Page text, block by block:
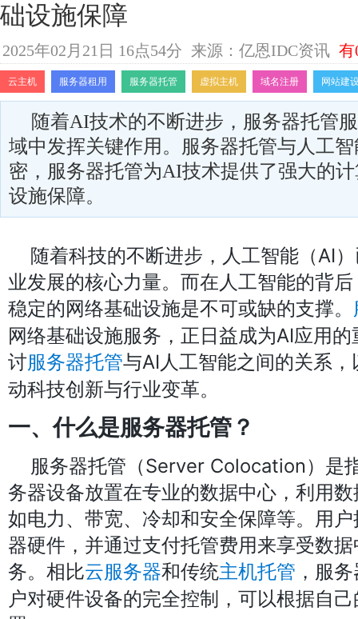
础设施保障
2025年02月21日 16点54分 来源：亿恩IDC资讯 有
云主机 服务器租用 服务器托管 虚拟主机 域名注册 网站建
随着AI技术的不断进步，服务器托管
域中发挥关键作用。服务器托管与人工
密，服务器托管为AI技术提供了强大的
设施保障。
随着科技的不断进步，人工智能（AI
业发展的核心力量。而在人工智能的背
稳定的网络基础设施是不可或缺的支撑。
网络基础设施服务，正日益成为AI应用
讨服务器托管与AI人工智能之间的关系
动科技创新与行业变革。
一、什么是服务器托管？
服务器托管（Server Colocation）是
务器设备放置在专业的数据中心，利用
如电力、带宽、冷却和安全保障等。用
器硬件，并通过支付托管费用来享受数
务。相比云服务器和传统主机托管 ，服
户对硬件设备的完全控制，可以根据自